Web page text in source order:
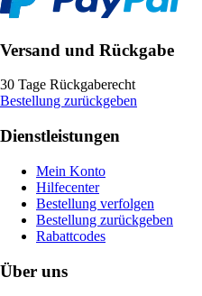
Versand und Rückgabe
30 Tage Rückgaberecht
Bestellung zurückgeben
Dienstleistungen
Mein Konto
Hilfecenter
Bestellung verfolgen
Bestellung zurückgeben
Rabattcodes
Über uns